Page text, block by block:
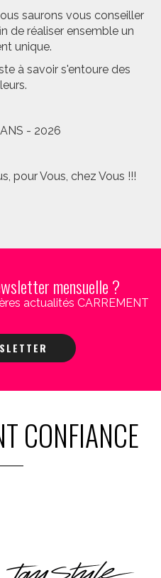
saurons vous conseiller
de réaliser ensemble un
unique.
à savoir s'entoure des
- 2026
pour Vous, chez Vous !!!
mensuelle ?
actualités CARREMENT
CONFIANCE